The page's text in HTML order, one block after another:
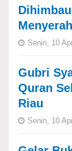
Senin, 10
Gubri
Quran
Riau
Senin, 10